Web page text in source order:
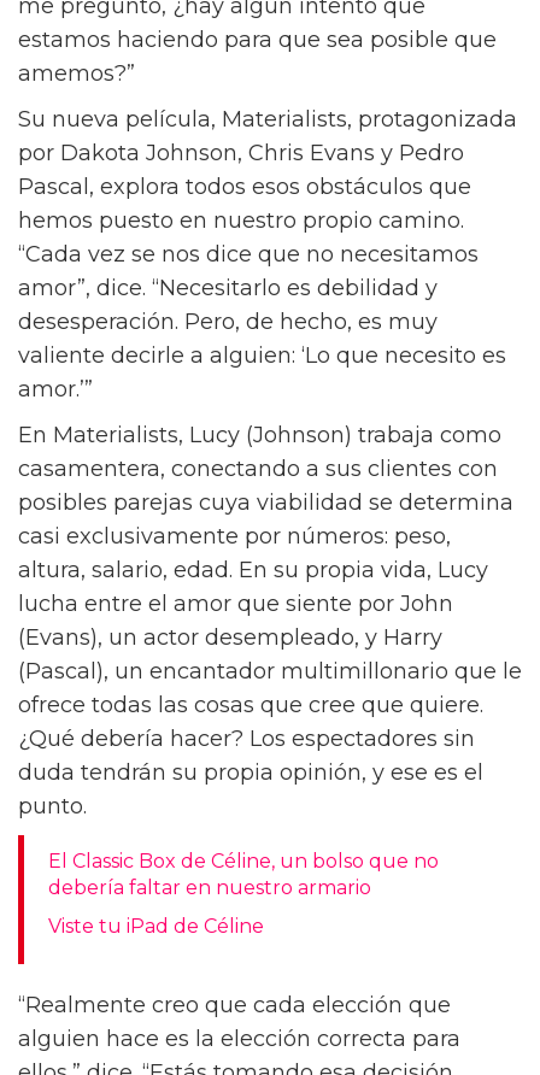
Para la directora Celine Song, la cura para la
epidemia de soledad es bastante sencilla. “La
soledad siempre ha existido, y una solución a
eso siempre ha sido el amor”, dice Song, cuyo
película de 2023, Past Lives, fue nominada a
dos Premios de la Academia. “Pero entonces
me pregunto, ¿hay algún intento que
estamos haciendo para que sea posible que
amemos?”
Su nueva película, Materialists, protagonizada
por Dakota Johnson, Chris Evans y Pedro
Pascal, explora todos esos obstáculos que
hemos puesto en nuestro propio camino.
“Cada vez se nos dice que no necesitamos
amor”, dice. “Necesitarlo es debilidad y
desesperación. Pero, de hecho, es muy
valiente decirle a alguien: ‘Lo que necesito es
amor.’”
En Materialists, Lucy (Johnson) trabaja como
casamentera, conectando a sus clientes con
posibles parejas cuya viabilidad se determina
casi exclusivamente por números: peso,
altura, salario, edad. En su propia vida, Lucy
lucha entre el amor que siente por John
(Evans), un actor desempleado, y Harry
(Pascal), un encantador multimillonario que le